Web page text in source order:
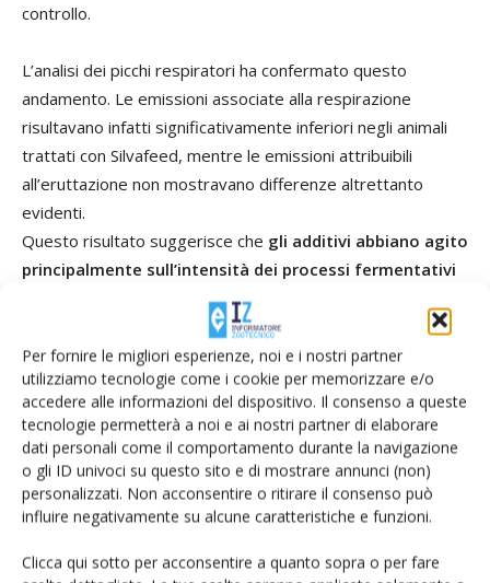
Per fornire le migliori esperienze, noi e i nostri partner
utilizziamo tecnologie come i cookie per memorizzare e/o
accedere alle informazioni del dispositivo. Il consenso a queste
tecnologie permetterà a noi e ai nostri partner di elaborare
dati personali come il comportamento durante la navigazione
o gli ID univoci su questo sito e di mostrare annunci (non)
personalizzati. Non acconsentire o ritirare il consenso può
influire negativamente su alcune caratteristiche e funzioni.
Clicca qui sotto per acconsentire a quanto sopra o per fare
controllo.
L’analisi dei picchi respiratori ha confermato questo
andamento. Le emissioni associate alla respirazione
risultavano infatti significativamente inferiori negli animali
trattati con Silvafeed, mentre le emissioni attribuibili
all’eruttazione non mostravano differenze altrettanto
evidenti.
Questo risultato suggerisce che gli additivi abbiano agito
principalmente sull’intensità dei processi fermentativi
ruminali piuttosto che sulla frequenza degli eventi di
Un aspetto particolarmente rilevante riguarda il contesto
sperimentale. La dieta utilizzata presentava già
caratteristiche nutrizionali associate a basse emissioni di
metano. In un sistema che partiva da una situazione
favorevole, ottenere ulteriori riduzioni comprese tra l’8% e
il 20% assume quindi un significato biologico e applicativo
ancora maggiore.